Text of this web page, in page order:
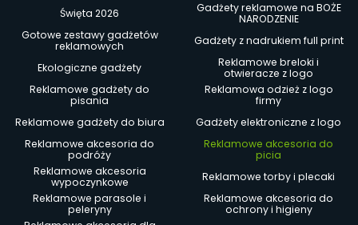
Święta 2026
Gadżety reklamowe na BOŻE
NARODZENIE
Gotowe zestawy gadżetów
reklamowych
Gadżety z nadrukiem full print
Ekologiczne gadżety
Reklamowe breloki i
otwieracze z logo
Reklamowe gadżety do
pisania
Reklamowa odzież z logo
firmy
Reklamowe gadżety do biura
Gadżety elektroniczne z logo
Reklamowe akcesoria do
podróży
Reklamowe akcesoria do
picia
Reklamowe akcesoria
wypoczynkowe
Reklamowe torby i plecaki
Reklamowe parasole i
peleryny
Reklamowe akcesoria do
ochrony i higieny